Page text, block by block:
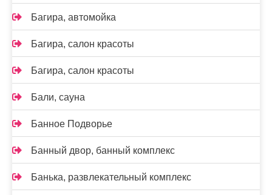
Багира, автомойка
Багира, салон красоты
Багира, салон красоты
Бали, сауна
Банное Подворье
Банный двор, банный комплекс
Банька, развлекательный комплекс